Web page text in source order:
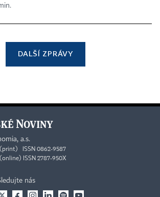
DALŠÍ ZPRÁVY
a.s.
(print) ISSN 0862-9587
ISSN 2787-950X
nás